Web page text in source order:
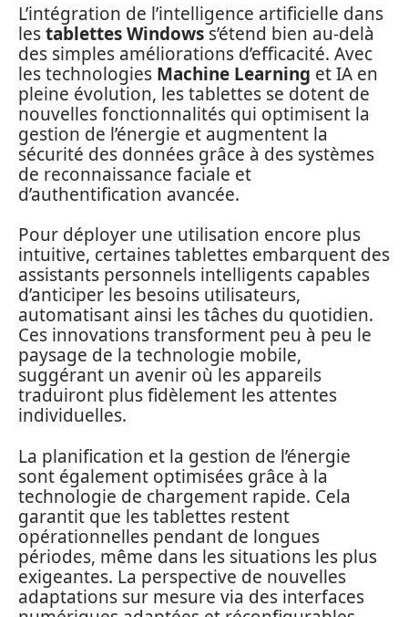
L’intégration de l’intelligence artificielle dans
lestablettes Windows s’étend bien au-delà
des simples améliorations d’efficacité. Avec
les technologies Machine Learning et IA en
pleine évolution, les tablettes se dotent de
nouvelles fonctionnalités qui optimisent la
gestion de l’énergie et augmentent la
sécurité des données grâce à des systèmes
de reconnaissance faciale et
d’authentification avancée.
Pour déployer une utilisation encore plus
intuitive, certaines tablettes embarquent des
assistants personnels intelligents capables
d’anticiper les besoins utilisateurs,
automatisant ainsi les tâches du quotidien.
Ces innovations transforment peu à peu le
paysage de la technologie mobile,
suggérant un avenir où les appareils
traduiront plus fidèlement les attentes
individuelles.
La planification et la gestion de l’énergie
sont également optimisées grâce à la
technologie de chargement rapide. Cela
garantit que les tablettes restent
opérationnelles pendant de longues
périodes, même dans les situations les plus
exigeantes. La perspective de nouvelles
adaptations sur mesure via des interfaces